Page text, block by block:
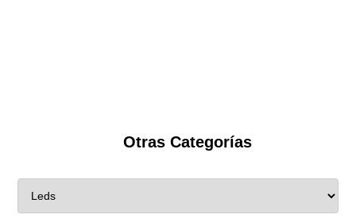
Otras Categorías